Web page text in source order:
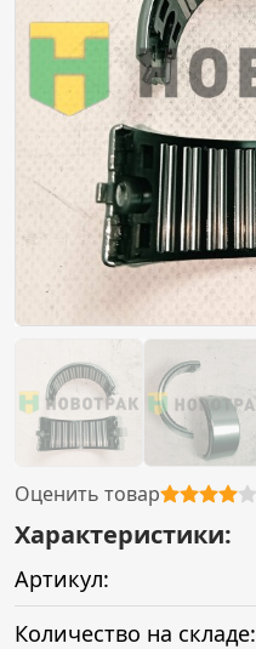
Оценить товар
Характеристики:
Артикул:
Количество на складе: